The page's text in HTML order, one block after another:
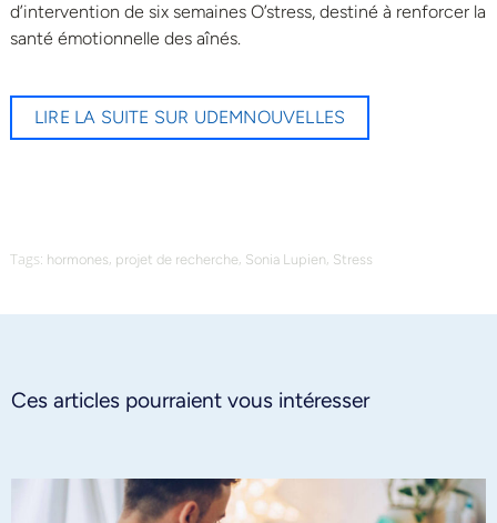
d’intervention de six semaines O’stress, destiné à renforcer la
santé émotionnelle des aînés.
LIRE LA SUITE SUR UDEMNOUVELLES
Tags: hormones, projet de recherche, Sonia Lupien, Stress
Ces articles pourraient vous intéresser